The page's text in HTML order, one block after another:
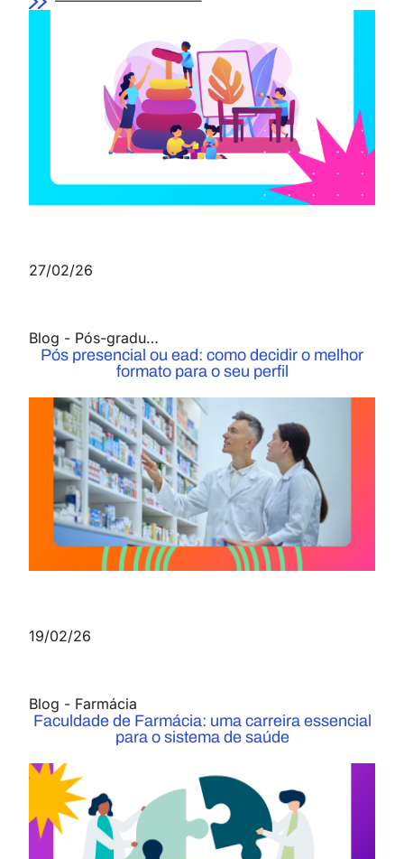
27/02/26
Blog - Pós-graduação
Pós presencial ou ead: como decidir o melhor
formato para o seu perfil
19/02/26
Blog - Farmácia
Faculdade de Farmácia: uma carreira essencial
para o sistema de saúde